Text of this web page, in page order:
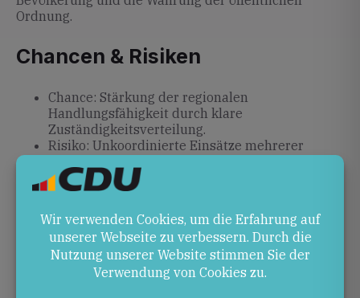
Ordnung.
Chancen & Risiken
Chance: Stärkung der regionalen
Handlungsfähigkeit durch klare
Zuständigkeitsverteilung.
Risiko: Unkoordinierte Einsätze mehrerer
Vertrauen in staatliches Handeln untergraben.
Ausblick
Entscheidend wird sein, wie die Untersuchungen der
Schüsse verlaufen, ob juristische